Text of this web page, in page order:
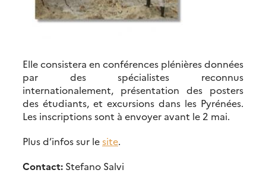
Elle consistera en conférences plénières données
par des spécialistes reconnus
internationalement, présentation des posters
des étudiants, et excursions dans les Pyrénées.
Les inscriptions sont à envoyer avant le 2 mai.
Plus d’infos sur lesite.
Contact: Stefano Salvi